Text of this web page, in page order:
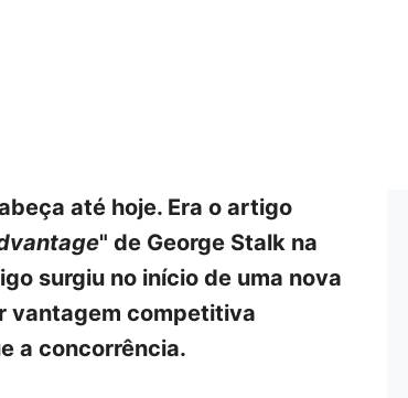
até hoje. Era o artigo
" de George Stalk na
surgiu no início de uma nova
vantagem competitiva
a concorrência.